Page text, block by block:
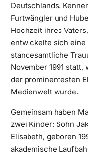
Deutschlands.
Furtwängler und
Hochzeit ihres
entwickelte sich eine
standesamtliche
November 1991
der prominentesten
Medienwelt wurde.
Gemeinsam haben
zwei Kinder: Sohn
Elisabeth, geboren
akademische